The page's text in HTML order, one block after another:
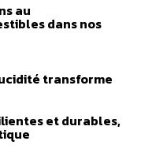
au
dans nos
transforme
et durables,